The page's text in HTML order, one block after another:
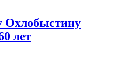
Охлобыстину
лет